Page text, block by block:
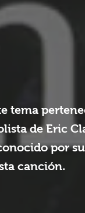
tema
de Eric
por
canción.